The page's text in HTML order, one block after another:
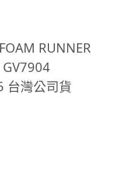
RUNNER
GV7904
台灣公司貨